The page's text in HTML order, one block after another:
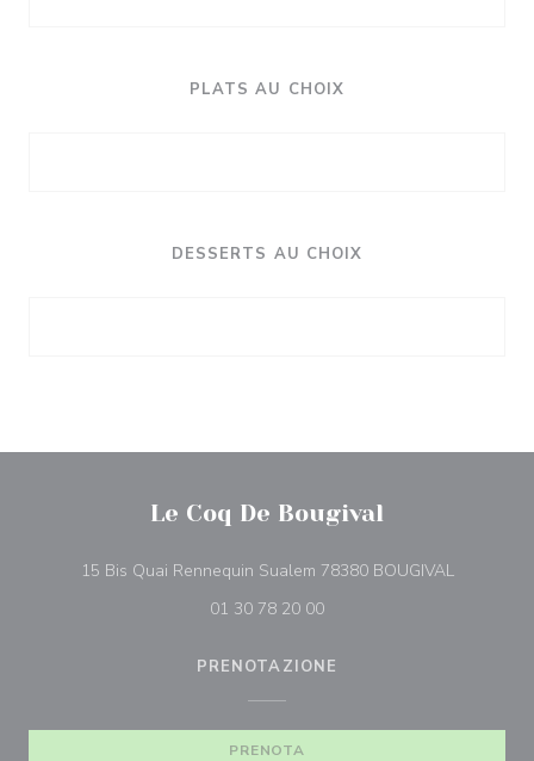
PLATS AU CHOIX
DESSERTS AU CHOIX
Le Coq De Bougival
15 Bis Quai Rennequin Sualem 78380 BOUGIVAL((apre
01 30 78 20 00
PRENOTAZIONE
PRENOTA